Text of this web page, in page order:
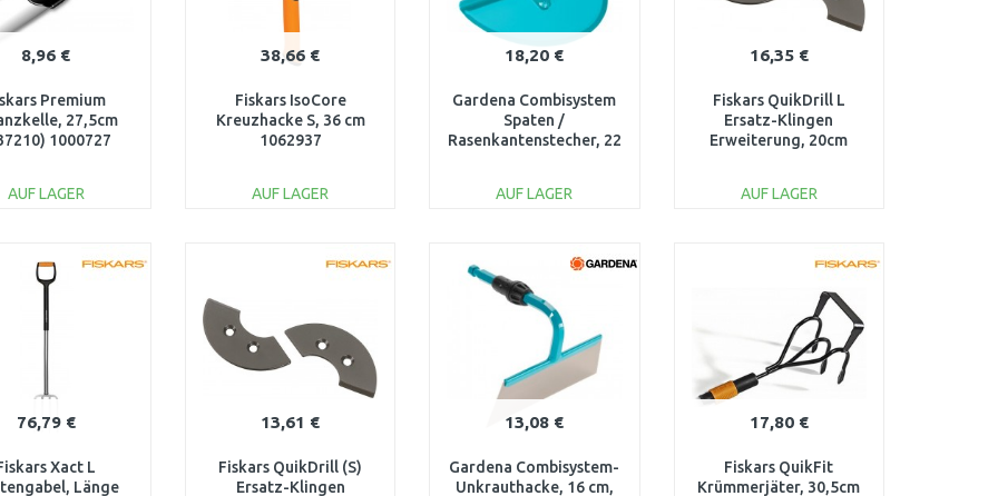
8,96 €
Premium
27,5cm
1000727
AUF LAGER
Vergleichen
38,66 €
Fiskars IsoCore
Kreuzhacke S, 36 cm
1062937
AUF LAGER
18,20 €
Gardena Combisystem
Spaten /
Rasenkantenstecher, 22
AUF LAGER
Vergleichen
16,35 €
Fiskars QuikDrill L
Ersatz-Klingen
Erweiterung, 20cm
AUF LAGER
76,79 €
Xact L
Länge
13,61 €
Fiskars QuikDrill (S)
Ersatz-Klingen
13,08 €
Gardena Combisystem-
Unkrauthacke, 16 cm,
17,80 €
Fiskars QuikFit
Krümmerjäter, 30,5cm